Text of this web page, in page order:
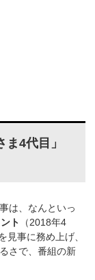
4代目」
は、なんといっ
ト
（2018年4
見事に務め上げ、
さで、番組の新